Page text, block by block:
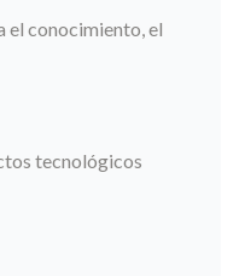
el conocimiento, el
tecnológicos